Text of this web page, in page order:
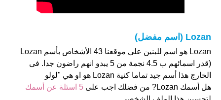
Lozan (اسم مفضل)
Lozan هو اسم للبنين على موقعنا 43 الأشخاص بأسم Lozan
(قدر اسمائهم ب 4.5 نجمة من 5 يبدو انهم راضون جدا. فى
الخارج هذا أسم جيد تماما كنية Lozan هو او هي "لولو
هل أسمك Lozan? من فضلك اجب على
5 اسئلة عن أسمك